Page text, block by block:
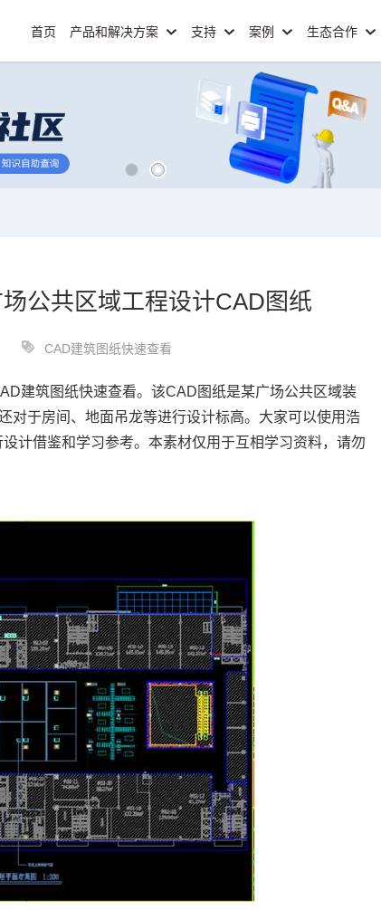
首页 产品和解决方案 支持 案例 生态合作
公共区域工程设计CAD图纸
CAD建筑图纸快速查看
建筑图纸快速查看。该CAD图纸是某广场公共区域装
对于房间、地面吊龙等进行设计标高。大家可以使用浩
计借鉴和学习参考。本素材仅用于互相学习资料，请勿